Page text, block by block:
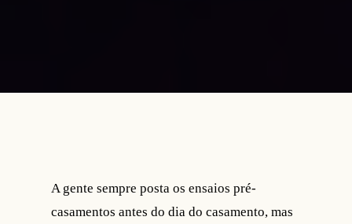
A gente sempre posta os ensaios pré-
casamentos antes do dia do casamento, mas